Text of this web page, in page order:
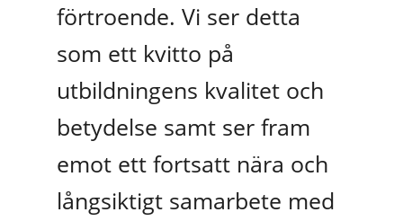
förtroende. Vi ser detta
som ett kvitto på
utbildningens kvalitet och
betydelse samt ser fram
emot ett fortsatt nära och
långsiktigt samarbete med